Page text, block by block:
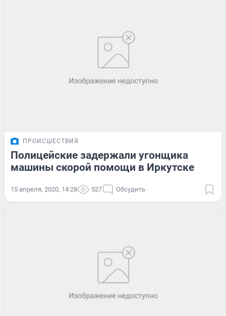
ПРОИСШЕСТВИЯ
Полицейские задержали угонщика
машины скорой помощи в Иркутске
15 апреля, 2020, 14:28 527 Обсудить